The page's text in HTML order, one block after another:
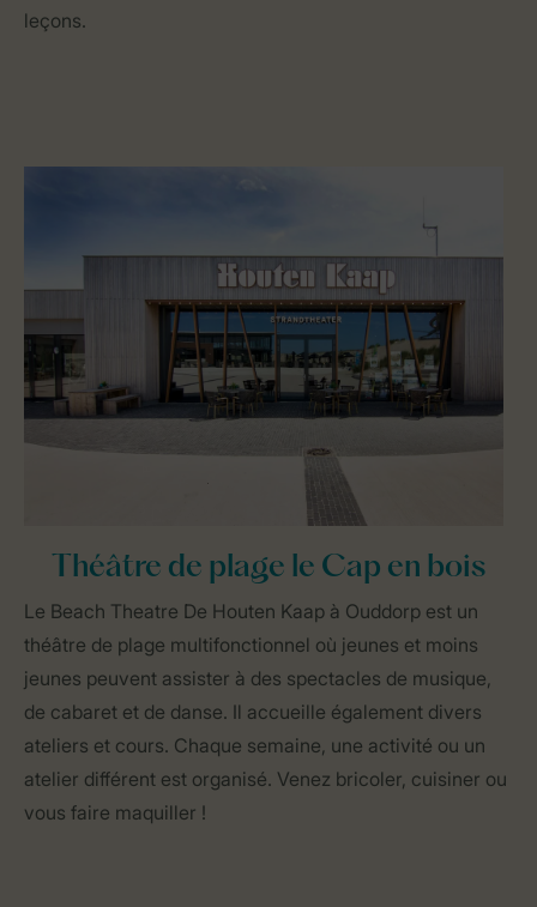
leçons.
Théâtre de plage le Cap en bois
Le Beach Theatre De Houten Kaap à Ouddorp est un
théâtre de plage multifonctionnel où jeunes et moins
jeunes peuvent assister à des spectacles de musique,
de cabaret et de danse. Il accueille également divers
ateliers et cours. Chaque semaine, une activité ou un
atelier différent est organisé. Venez bricoler, cuisiner ou
vous faire maquiller !